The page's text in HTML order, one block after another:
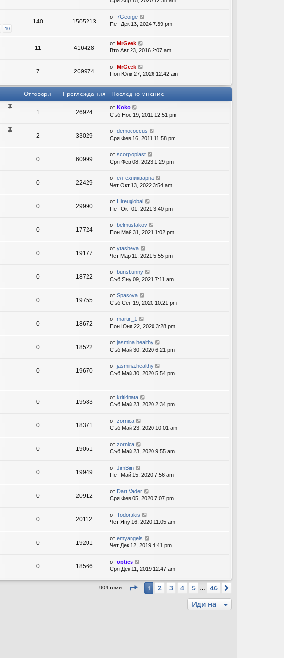
ор
и
10
140 1505213
от 7George
Пет Дек 13, 2024 7:39 pm
11 416428
от MrGeek
Вто Авг 23, 2016 2:07 am
7 269974
от MrGeek
Пон Юли 27, 2026 12:42 am
Отговори Преглеждания Последно мнение
1 26924
от Koko
Съб Ное 19, 2011 12:51 pm
2 33029
от demococcus
Сря Фев 16, 2011 11:58 pm
0 60999
от scorpioplast
Сря Фев 08, 2023 1:29 pm
0 22429
от елтехникварна
Чет Окт 13, 2022 3:54 am
0 29990
от Hireuglobal
Пет Окт 01, 2021 3:40 pm
0 17724
от belmustakov
Пон Май 31, 2021 1:02 pm
0 19177
от ytasheva
Чет Мар 11, 2021 5:55 pm
0 18722
от bunsbunny
Съб Яну 09, 2021 7:11 am
0 19755
от Spasova
Съб Сеп 19, 2020 10:21 pm
0 18672
от martin_1
Пон Юни 22, 2020 3:28 pm
0 18522
от jasmina.healthy
Съб Май 30, 2020 6:21 pm
0 19670
от jasmina.healthy
Съб Май 30, 2020 5:54 pm
0 19583
от kriti4nata
Съб Май 23, 2020 2:34 pm
0 18371
от zornica
Съб Май 23, 2020 10:01 am
0 19061
от zornica
Съб Май 23, 2020 9:55 am
0 19949
от JimBim
Пет Май 15, 2020 7:56 am
0 20912
от Dart Vader
Сря Фев 05, 2020 7:07 pm
0 20112
от Todorakis
Чет Яну 16, 2020 11:05 am
0 19201
от emyangels
Чет Дек 12, 2019 4:41 pm
0 18566
от optics
Сря Дек 11, 2019 12:47 am
904 теми Страница от 46
1 2 3 4 5 46
Иди на